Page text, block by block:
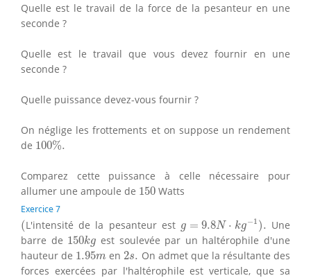
Quelle est le travail de la force de la pesanteur en une
seconde ?
Quelle est le travail que vous devez fournir en une
seconde ?
Quelle puissance devez-vous fournir ?
On néglige les frottements et on suppose un rendement
de 100%.
100%.
Comparez cette puissance à celle nécessaire pour
allumer une ampoule de 150
150Watts
Exercice 7
(
(L'intensité de la pesanteur est g = 9.8N ⋅ kg−1 ).
9.8 N⋅k − 1).
Une
barre de 150kg
150kg est soulevée par un haltérophile d'une
hauteur de 1.95m
1.95men 2s.
2s
On admet que la résultante des
forces exercées par l'haltérophile est verticale, que sa